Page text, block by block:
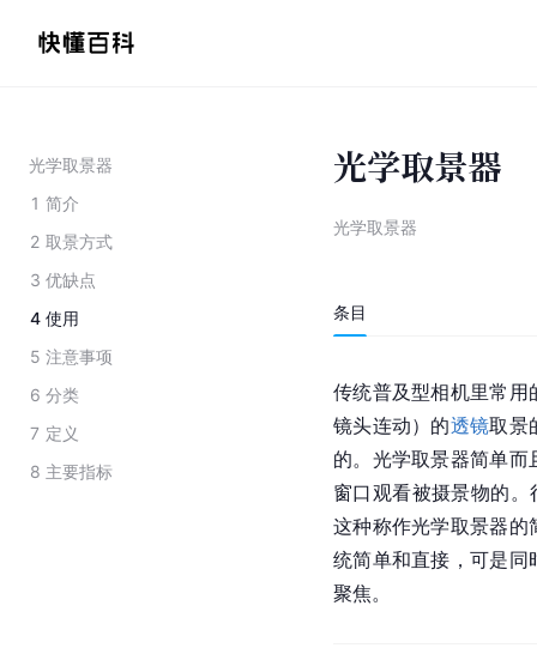
光学取景器
1 简介
2 取景方式
3 优缺点
4 使用
5 注意事项
6 分类
7 定义
8 主要指标
光学取景器
光学取景器
条目
传统普及型相机里常用
镜头连动）的透镜取景
的。光学取景器简单
窗口观看被摄景物的。
这种称作光学取景器
统简单和直接，可是同
聚焦。